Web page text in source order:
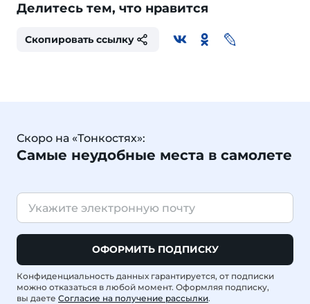
Делитесь тем, что нравится
Скопировать ссылку
Скоро на «Тонкостях»:
Самые неудобные места в самолете
ОФОРМИТЬ ПОДПИСКУ
Конфиденциальность данных гарантируется, от подписки
можно отказаться в любой момент. Оформляя подписку,
вы даете Согласие на получение рассылки.